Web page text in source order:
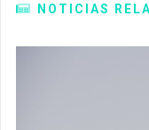
NOTICIAS